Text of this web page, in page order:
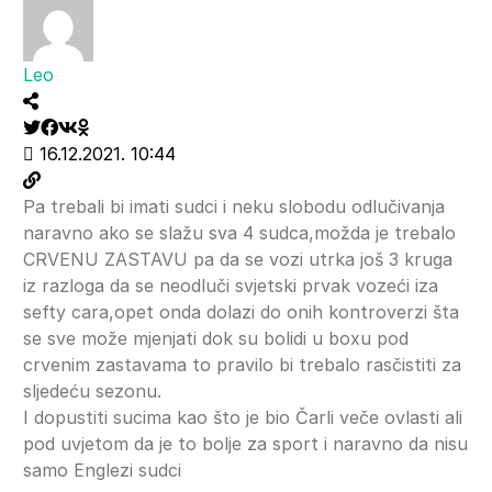
Leo
16.12.2021. 10:44
Pa trebali bi imati sudci i neku slobodu odlučivanja
naravno ako se slažu sva 4 sudca,možda je trebalo
CRVENU ZASTAVU pa da se vozi utrka još 3 kruga
iz razloga da se neodluči svjetski prvak vozeći iza
sefty cara,opet onda dolazi do onih kontroverzi šta
se sve može mjenjati dok su bolidi u boxu pod
crvenim zastavama to pravilo bi trebalo rasčistiti za
sljedeću sezonu.
I dopustiti sucima kao što je bio Čarli veče ovlasti ali
pod uvjetom da je to bolje za sport i naravno da nisu
samo Englezi sudci